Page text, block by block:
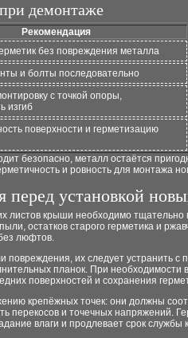
демонтаже
Рекомендация
без повреждения металла
и болты последовательно
с точкой опоры,
изгиб
поверхности и герметизацию
безопасно, металл остаётся
и ровность для монтажа
перед установкой
листов крыши необходимо тщательно
остатков старого герметика и
люфтов.
повреждения, их следует устранить с
планок. При необходимости
поверхностей и сохранения
крепёжных точек: они должны
перекосов и точечных напряжений.
влаги и продлевает срок службы